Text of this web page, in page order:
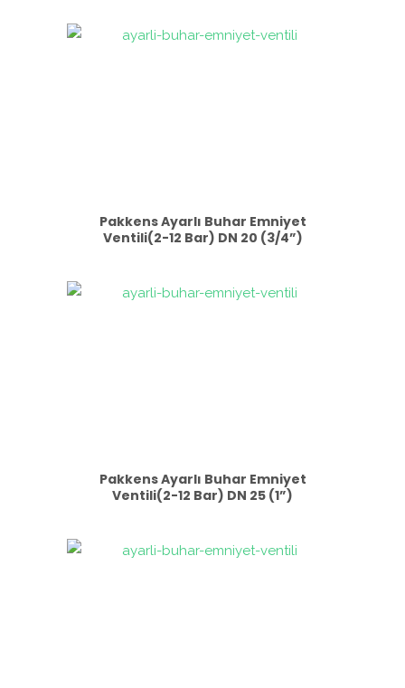
Pakkens Ayarlı Buhar Emniyet
Ventili(2-12 Bar) DN 20 (3/4”)
Pakkens Ayarlı Buhar Emniyet
Ventili(2-12 Bar) DN 25 (1”)